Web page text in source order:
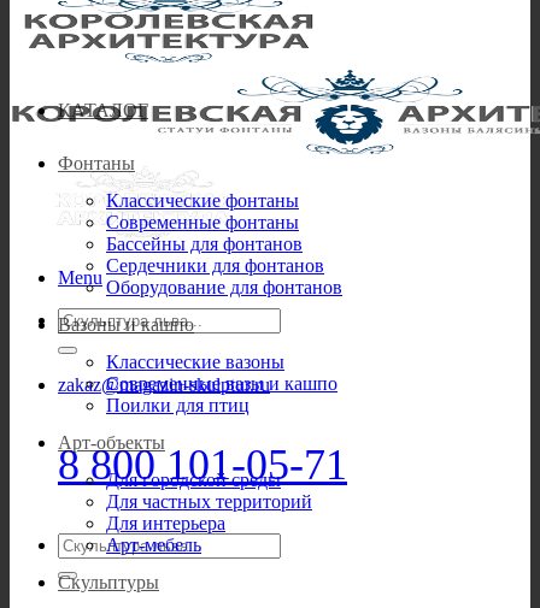
Menu
Искать:
zakaz@magazin-skulptur.ru
8 800 101-05-71
Искать:
КАТАЛОГ
Фонтаны
Классические фонтаны
Современные фонтаны
Бассейны для фонтанов
Сердечники для фонтанов
Оборудование для фонтанов
Вазоны и кашпо
Классические вазоны
Современные вазы и кашпо
Поилки для птиц
Арт-объекты
Для городской среды
Для частных территорий
Для интерьера
Арт-мебель
Скульптуры